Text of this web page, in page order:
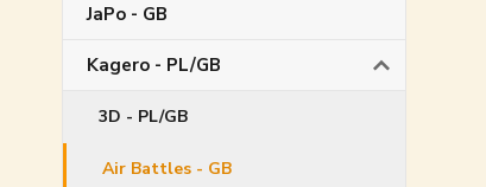
JaPo - GB
Kagero - PL/GB
3D - PL/GB
Air Battles - GB